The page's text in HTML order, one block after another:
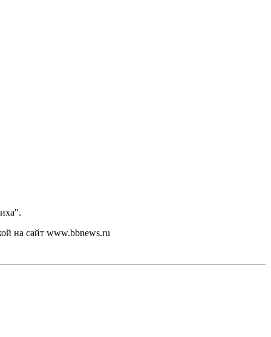
на сайт www.bbnews.ru